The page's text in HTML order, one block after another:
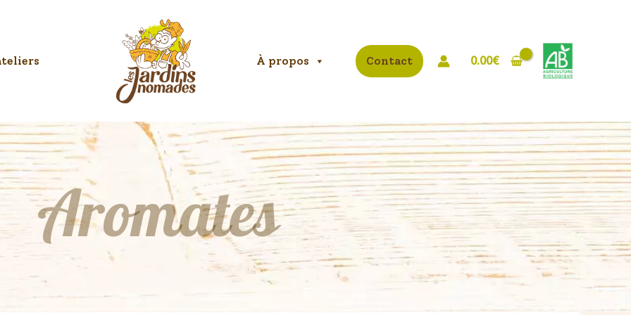
À propos Contact 0.00€
Aromates